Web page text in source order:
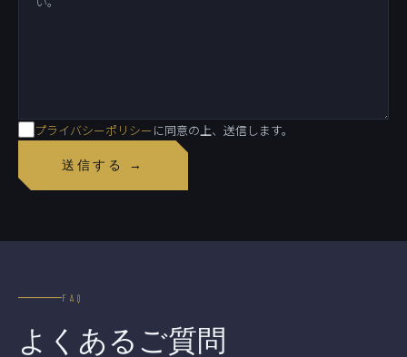
プライバシーポリシーに同意の上、送信します。
送信する →
FAQ
よくあるご質問